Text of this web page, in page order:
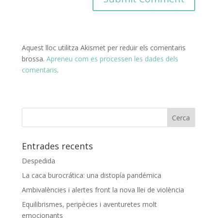
Aquest lloc utilitza Akismet per reduir els comentaris
brossa. Apreneu com es processen les dades dels
comentaris.
Entrades recents
Despedida
La caca burocrática: una distopía pandémica
Ambivalències i alertes front la nova llei de violència
Equilibrismes, peripècies i aventuretes molt
emocionants